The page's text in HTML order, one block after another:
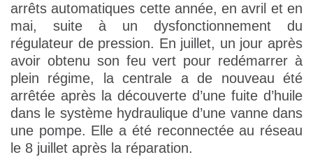
arrêts automatiques cette année, en avril et en
mai, suite à un dysfonctionnement du
régulateur de pression. En juillet, un jour après
avoir obtenu son feu vert pour redémarrer à
plein régime, la centrale a de nouveau été
arrêtée après la découverte d’une fuite d’huile
dans le système hydraulique d’une vanne dans
une pompe. Elle a été reconnectée au réseau
le 8 juillet après la réparation.